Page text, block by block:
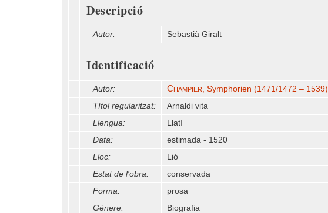
Descripció
Autor: Sebastià Giralt
Identificació
Autor: Champier, Symphorien (1471/1472 – 1539)
Títol regularitzat:
Arnaldi vita
Llengua:
Llatí
Data:
estimada - 1520
Lloc:
Lió
Estat de l'obra:
conservada
Forma:
prosa
Gènere:
Biografia